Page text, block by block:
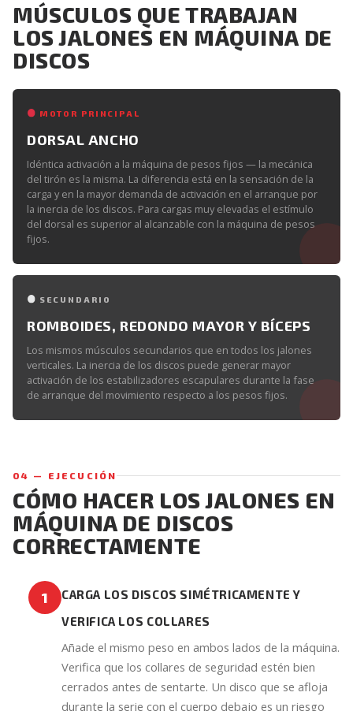
MÚSCULOS QUE TRABAJAN
LOS JALONES EN MÁQUINA DE
DISCOS
MOTOR PRINCIPAL
DORSAL ANCHO
Idéntica activación a la máquina de pesos fijos — la mecánica
del tirón es la misma. La diferencia está en la sensación de la
carga y en la mayor demanda de activación en el arranque por
la inercia de los discos. Para cargas muy elevadas el estímulo
del dorsal es superior al alcanzable con la máquina de pesos
fijos.
SECUNDARIO
ROMBOIDES, REDONDO MAYOR Y BÍCEPS
Los mismos músculos secundarios que en todos los jalones
verticales. La inercia de los discos puede generar mayor
activación de los estabilizadores escapulares durante la fase
de arranque del movimiento respecto a los pesos fijos.
04 — EJECUCIÓN
CÓMO HACER LOS JALONES EN
MÁQUINA DE DISCOS
CORRECTAMENTE
1
CARGA LOS DISCOS SIMÉTRICAMENTE Y
VERIFICA LOS COLLARES
Añade el mismo peso en ambos lados de la máquina.
Verifica que los collares de seguridad estén bien
cerrados antes de sentarte. Un disco que se afloja
durante la serie con el cuerpo debajo es un riesgo